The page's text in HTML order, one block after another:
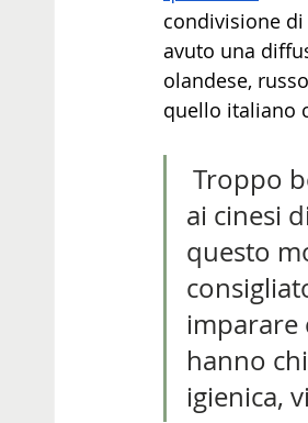
condivisione
avuto una
olandese,
quello italiano
Troppo
ai cinesi
questo
imparare
hanno
igienica,